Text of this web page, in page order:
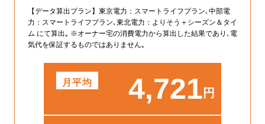
【データ算出プラン】東京電力：スマートライフプラン､中部電
力：スマートライフプラン､東北電力：よりそう＋シーズン＆タイ
ム にて算出｡ ※オーナー宅の消費電力から算出した結果であり､電
気代を保証するものではありません｡
月平均 4,721 円